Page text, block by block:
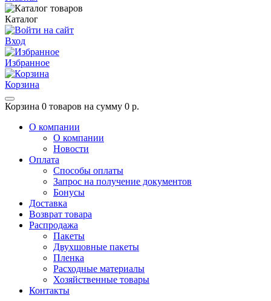
Каталог
Вход
Избранное
Корзина
Корзина 0 товаров на сумму 0 р.
О компании
О компании
Новости
Оплата
Способы оплаты
Запрос на получение документов
Бонусы
Доставка
Возврат товара
Распродажа
Пакеты
Двухшовные пакеты
Пленка
Расходные материалы
Хозяйственные товары
Контакты